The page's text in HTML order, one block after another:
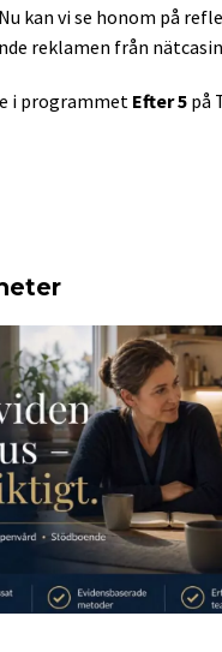
kan vi se honom på
reklamen från
i programmet Efter 5 på